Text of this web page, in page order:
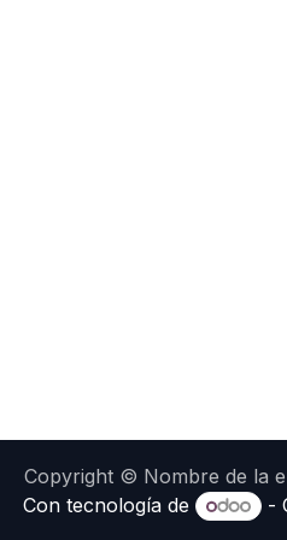
Copyright © Nombre de la
Con tecnología de -